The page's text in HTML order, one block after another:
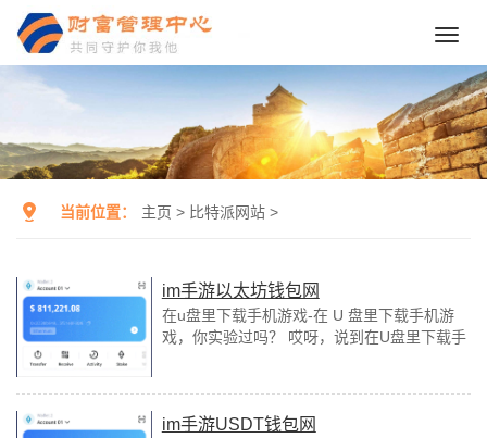
当前位置： 主页 > 比特派网站 >
im手游以太坊钱包网
在u盘里下载手机游戏-在 U 盘里下载手机游
戏，你实验过吗？ 哎呀，说到在U盘里下载手
im手游USDT钱包网